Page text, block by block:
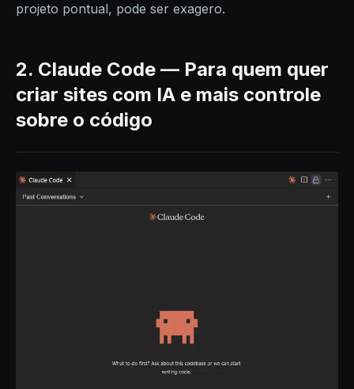
projeto pontual, pode ser exagero.
2. Claude Code — Para quem quer
criar sites com IA e mais controle
sobre o código